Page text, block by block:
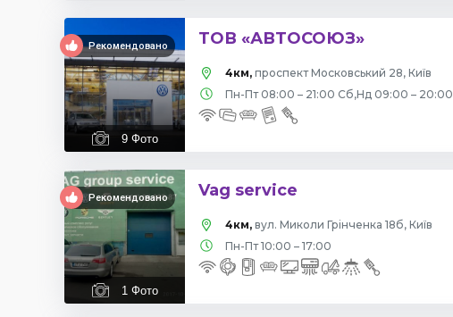
Рекомендовано
9 Фото
ТОВ «АВТОСОЮЗ»
4км, проспект Московський 28, Київ
Пн-Пт 08:00 – 21:00 Сб,Нд 09:00 – 20:00
Рекомендовано
1 Фото
Vag service
4км, вул. Миколи Грінченка 18б, Київ
Пн-Пт 10:00 – 17:00